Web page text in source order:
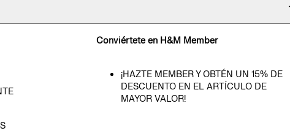
Conviértete en H&M Member
¡HAZTE MEMBER Y OBTÉN UN 15% DE
DESCUENTO EN EL ARTÍCULO DE
MAYOR VALOR!